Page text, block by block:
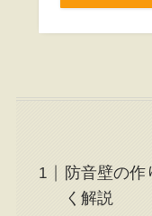
防音壁の
く解説